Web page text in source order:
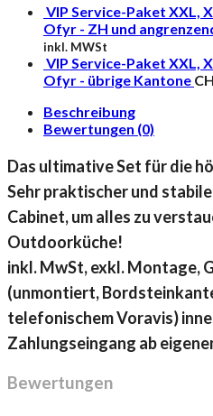
VIP Service-Paket XXL,
Ofyr - ZH und
inkl. MWSt
VIP Service-Paket XXL,
Ofyr - übrige Kantone
Beschreibung
Bewertungen (0)
Das ultimative Set für die
Sehr praktischer und
Cabinet, um alles zu
Outdoorküche!
inkl. MwSt, exkl. Montage,
(unmontiert,
telefonischem Voravis)
Zahlungseingang ab
Bewertungen